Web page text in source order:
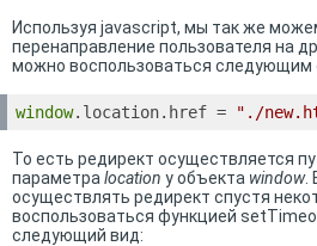
Используя javascript, мы так же
перенаправление пользователя на
можно воспользоваться следующим
window.location.href = "./
То есть редирект осуществляется
параметра location у объекта window.
осуществлять редирект спустя
воспользоваться функцией
следующий вид: